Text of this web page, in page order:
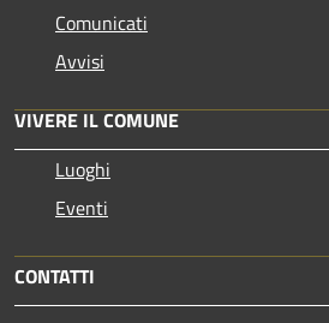
Comunicati
Avvisi
VIVERE IL COMUNE
Luoghi
Eventi
CONTATTI